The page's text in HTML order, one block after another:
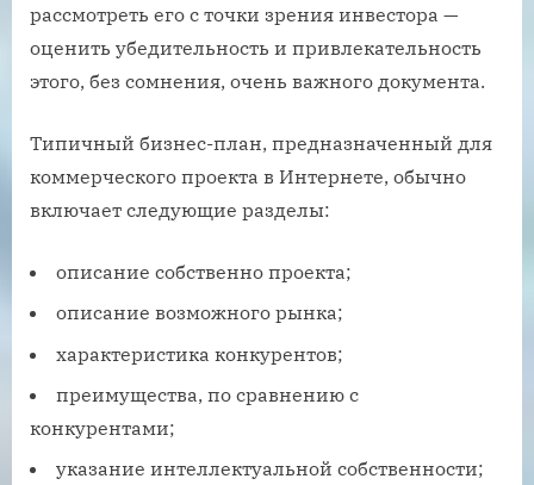
рассмотреть его с точки зрения инвестора —
оценить убедительность и привлекательность
этого, без сомнения, очень важного документа.
Типичный бизнес-план, предназначенный для
коммерческого проекта в Интернете, обычно
включает следующие разделы:
описание собственно проекта;
описание возможного рынка;
характеристика конкурентов;
преимущества, по сравнению с
конкурентами;
указание интеллектуальной собственности;